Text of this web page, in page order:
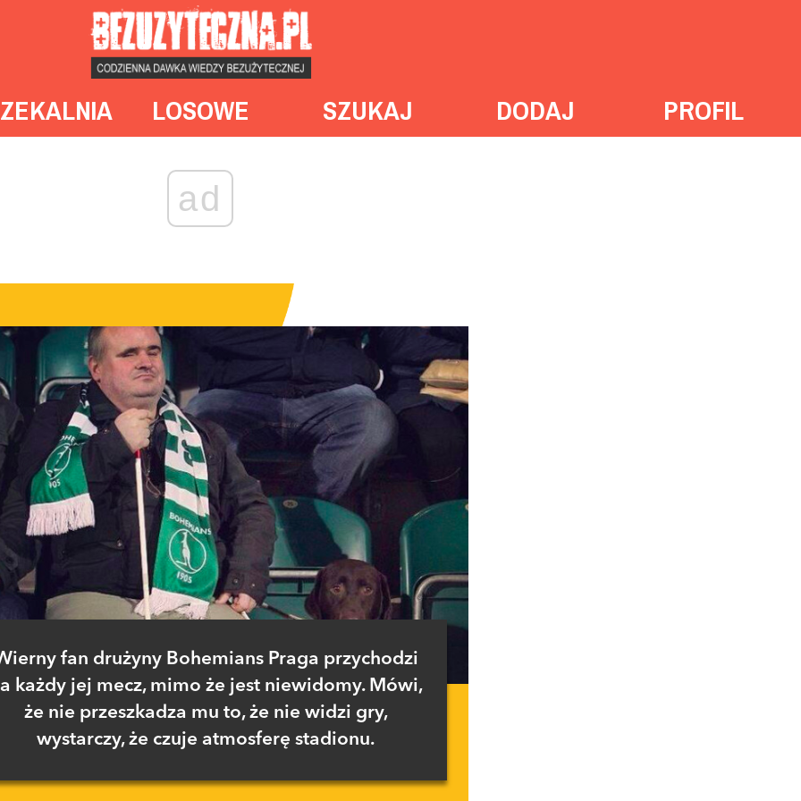
LOSOWE SZUKAJ DODAJ PROFIL
ad
fan drużyny Bohemians Praga przychodzi
każdy jej mecz, mimo że jest niewidomy. Mówi,
że nie przeszkadza mu to, że nie widzi gry,
wystarczy, że czuje atmosferę stadionu.